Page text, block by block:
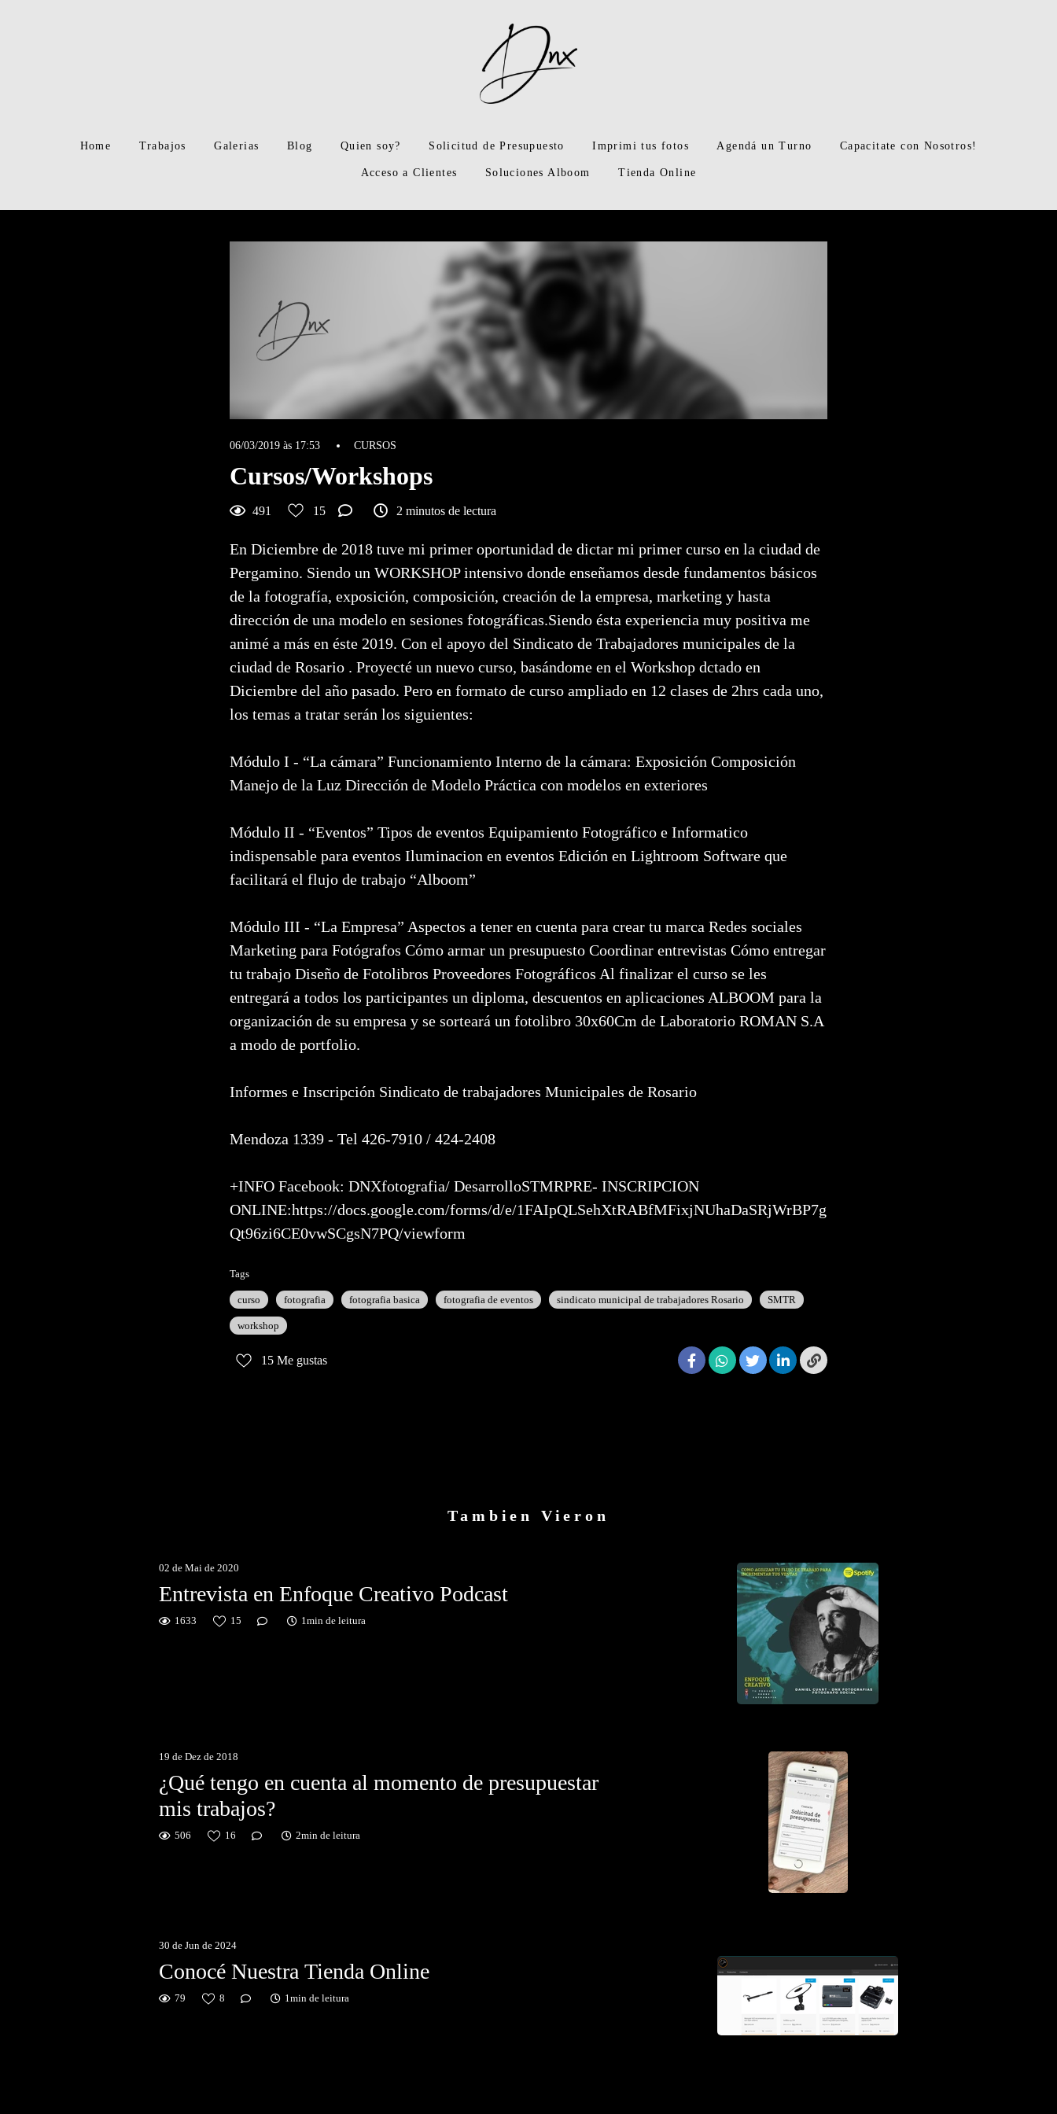
Home Trabajos Galerias Blog Quien soy? Solicitud de Presupuesto Imprimi tus fotos Agendá un Turno Capacitate con Nosotros!
Acceso a Clientes Soluciones Alboom Tienda Online
06/03/2019 às 17:53 CURSOS
Cursos/Workshops
491 15 2 minutos de lectura
En Diciembre de 2018 tuve mi primer oportunidad de dictar mi primer curso en la ciudad de
Pergamino. Siendo un WORKSHOP intensivo donde enseñamos desde fundamentos básicos
de la fotografía, exposición, composición, creación de la empresa, marketing y hasta
dirección de una modelo en sesiones fotográficas.Siendo ésta experiencia muy positiva me
animé a más en éste 2019. Con el apoyo del Sindicato de Trabajadores municipales de la
ciudad de Rosario . Proyecté un nuevo curso, basándome en el Workshop dctado en
Diciembre del año pasado. Pero en formato de curso ampliado en 12 clases de 2hrs cada uno,
los temas a tratar serán los siguientes:
Módulo I - “La cámara” Funcionamiento Interno de la cámara: Exposición Composición
Manejo de la Luz Dirección de Modelo Práctica con modelos en exteriores
Módulo II - “Eventos” Tipos de eventos Equipamiento Fotográfico e Informatico
indispensable para eventos Iluminacion en eventos Edición en Lightroom Software que
facilitará el flujo de trabajo “Alboom”
Módulo III - “La Empresa” Aspectos a tener en cuenta para crear tu marca Redes sociales
Marketing para Fotógrafos Cómo armar un presupuesto Coordinar entrevistas Cómo entregar
tu trabajo Diseño de Fotolibros Proveedores Fotográficos Al finalizar el curso se les
entregará a todos los participantes un diploma, descuentos en aplicaciones ALBOOM para la
organización de su empresa y se sorteará un fotolibro 30x60Cm de Laboratorio ROMAN S.A
a modo de portfolio.
Informes e Inscripción Sindicato de trabajadores Municipales de Rosario
Mendoza 1339 - Tel 426-7910 / 424-2408
+INFO Facebook: DNXfotografia/ DesarrolloSTMRPRE- INSCRIPCION
ONLINE:https://docs.google.com/forms/d/e/1FAIpQLSehXtRABfMFixjNUhaDaSRjWrBP7g
Qt96zi6CE0vwSCgsN7PQ/viewform
Tags
curso fotografia fotografia basica fotografia de eventos sindicato municipal de trabajadores Rosario SMTR
workshop
15 Me gustas
Tambien Vieron
02 de Mai de 2020
Entrevista en Enfoque Creativo Podcast
1633 15 1min de leitura
19 de Dez de 2018
¿Qué tengo en cuenta al momento de presupuestar
mis trabajos?
506 16 2min de leitura
30 de Jun de 2024
Conocé Nuestra Tienda Online
79 8 1min de leitura